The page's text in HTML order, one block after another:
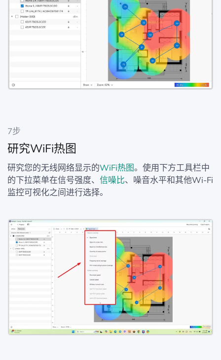
7步
研究WiFi热图
研究您的无线网络显示的WiFi热图。使用下方工具栏中
的下拉菜单在信号强度、 信噪比、噪音水平和其他Wi-Fi
监控可视化之间进行选择。